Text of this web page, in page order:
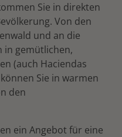
Sie in direkten
Von den
und an die
in gemütlichen,
(auch Haciendas
Sie in warmen
den
ein Angebot für eine